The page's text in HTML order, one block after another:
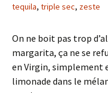
tequila, triple sec, zeste
On ne boit pas trop
margarita, ça ne se
en Virgin, simplement
limonade dans le